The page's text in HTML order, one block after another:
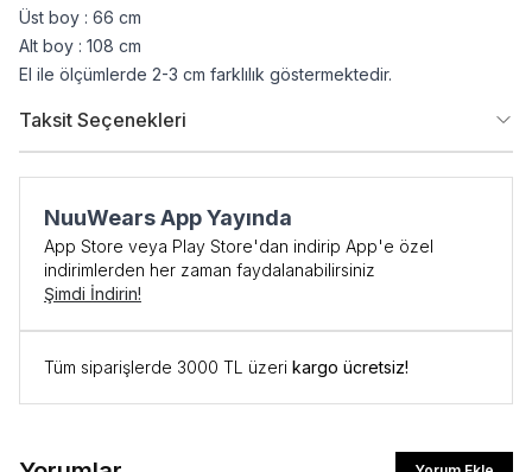
Üst boy : 66 cm
Alt boy : 108 cm
El ile ölçümlerde 2-3 cm farklılık göstermektedir.
Taksit Seçenekleri
NuuWears App Yayında
App Store veya Play Store'dan indirip App'e özel
indirimlerden her zaman faydalanabilirsiniz
Şimdi İndirin!
Tüm siparişlerde 3000 TL üzeri kargo ücretsiz!
İlk Siparişe Özel